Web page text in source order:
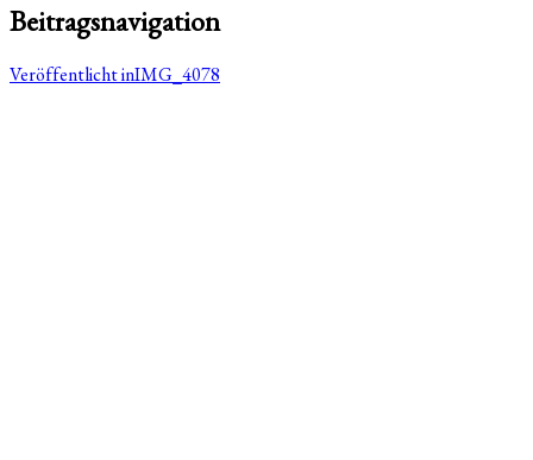
Beitragsnavigation
Veröffentlicht inIMG_4078